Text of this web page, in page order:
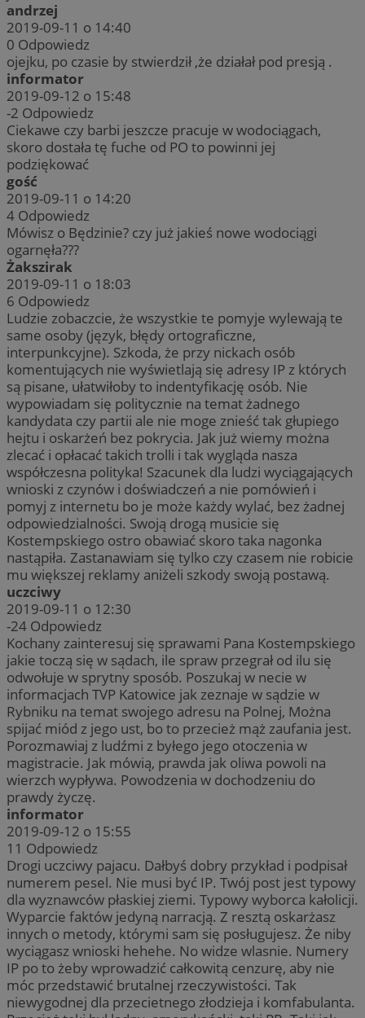
andrzej
2019-09-11 o 14:40
0 Odpowiedz
ojejku, po czasie by stwierdził ,że działał pod presją .
informator
2019-09-12 o 15:48
-2 Odpowiedz
Ciekawe czy barbi jeszcze pracuje w wodociągach,
skoro dostała tę fuche od PO to powinni jej
podziękować
gość
2019-09-11 o 14:20
4 Odpowiedz
Mówisz o Będzinie? czy już jakieś nowe wodociągi
ogarnęła???
Żakszirak
2019-09-11 o 18:03
6 Odpowiedz
Ludzie zobaczcie, że wszystkie te pomyje wylewają te
same osoby (język, błędy ortograficzne,
interpunkcyjne). Szkoda, że przy nickach osób
komentujących nie wyświetlają się adresy IP z których
są pisane, ułatwiłoby to indentyfikację osób. Nie
wypowiadam się politycznie na temat żadnego
kandydata czy partii ale nie moge znieść tak głupiego
hejtu i oskarżeń bez pokrycia. Jak już wiemy można
zlecać i opłacać takich trolli i tak wygląda nasza
współczesna polityka! Szacunek dla ludzi wyciągających
wnioski z czynów i doświadczeń a nie pomówień i
pomyj z internetu bo je może każdy wylać, bez żadnej
odpowiedzialności. Swoją drogą musicie się
Kostempskiego ostro obawiać skoro taka nagonka
nastąpiła. Zastanawiam się tylko czy czasem nie robicie
mu większej reklamy aniżeli szkody swoją postawą.
uczciwy
2019-09-11 o 12:30
-24 Odpowiedz
Kochany zainteresuj się sprawami Pana Kostempskiego
jakie toczą się w sądach, ile spraw przegrał od ilu się
odwołuje w sprytny sposób. Poszukaj w necie w
informacjach TVP Katowice jak zeznaje w sądzie w
Rybniku na temat swojego adresu na Polnej, Można
spijać miód z jego ust, bo to przecież mąż zaufania jest.
Porozmawiaj z ludźmi z byłego jego otoczenia w
magistracie. Jak mówią, prawda jak oliwa powoli na
wierzch wypływa. Powodzenia w dochodzeniu do
prawdy życzę.
informator
2019-09-12 o 15:55
11 Odpowiedz
Drogi uczciwy pajacu. Dałbyś dobry przykład i podpisał
numerem pesel. Nie musi być IP. Twój post jest typowy
dla wyznawców płaskiej ziemi. Typowy wyborca kałolicji.
Wyparcie faktów jedyną narracją. Z resztą oskarżasz
innych o metody, którymi sam się posługujesz. Że niby
wyciągasz wnioski hehehe. No widze wlasnie. Numery
IP po to żeby wprowadzić całkowitą cenzurę, aby nie
móc przedstawić brutalnej rzeczywistości. Tak
niewygodnej dla przecietnego złodzieja i komfabulanta.